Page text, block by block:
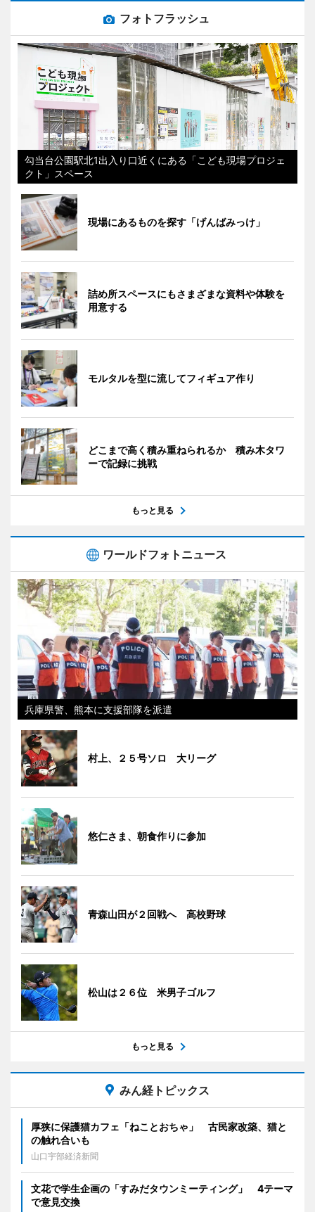
フォトフラッシュ
勾当台公園駅北1出入り口近くにある「こども現場プロジェ
クト」スペース
現場にあるものを探す「げんばみっけ」
詰め所スペースにもさまざまな資料や体験を
用意する
モルタルを型に流してフィギュア作り
どこまで高く積み重ねられるか 積み木タワ
ーで記録に挑戦
もっと見る
ワールドフォトニュース
兵庫県警、熊本に支援部隊を派遣
村上、２５号ソロ 大リーグ
悠仁さま、朝食作りに参加
青森山田が２回戦へ 高校野球
松山は２６位 米男子ゴルフ
もっと見る
みん経トピックス
厚狭に保護猫カフェ「ねことおちゃ」 古民家改築、猫と
の触れ合いも
山口宇部経済新聞
文花で学生企画の「すみだタウンミーティング」 4テーマ
で意見交換